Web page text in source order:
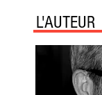
L'AUTEUR